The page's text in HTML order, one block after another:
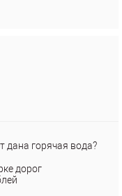
дана горячая вода?
дорог